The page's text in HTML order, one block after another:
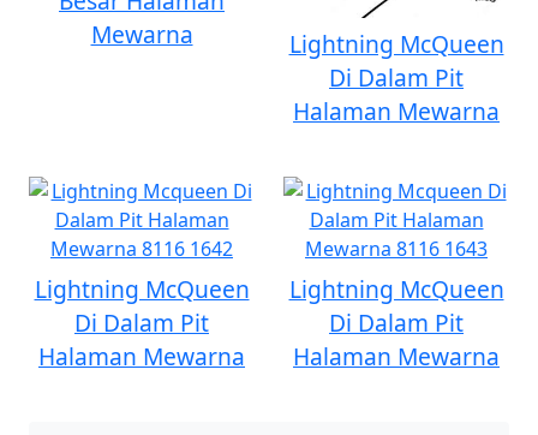
Mewarna
Lightning McQueen
Di Dalam Pit
Halaman Mewarna
Lightning McQueen
Di Dalam Pit
Halaman Mewarna
Lightning McQueen
Di Dalam Pit
Halaman Mewarna